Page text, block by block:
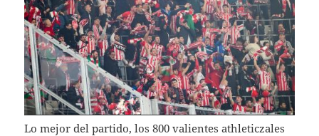
Lo mejor del partido, los 800 valientes athleticzales